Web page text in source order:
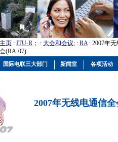
主页 : ITU-R ； : 大会和会议; : RA: 2007年
会(RA-07)
2007年无线电通信
国际电联三大部门 新闻室 各项活动